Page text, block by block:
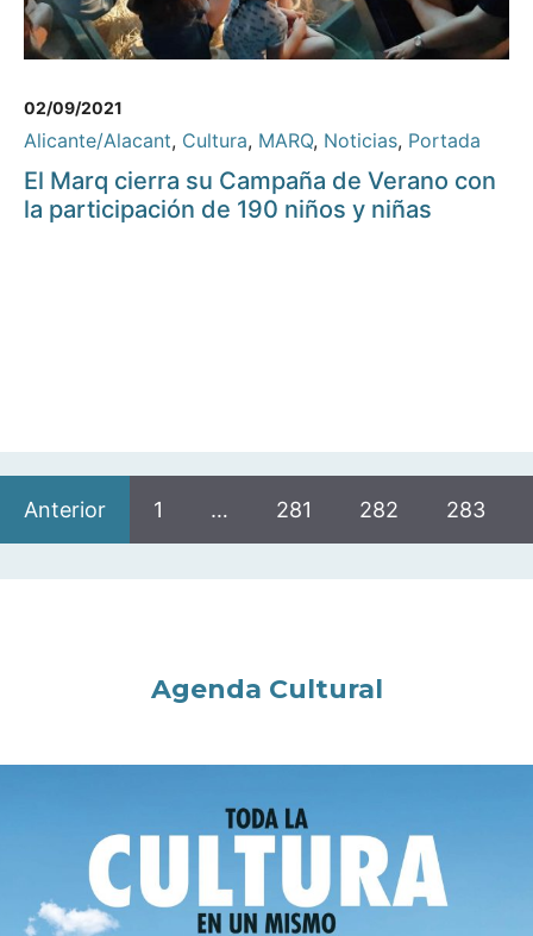
02/09/2021
Alicante/Alacant, Cultura, MARQ, Noticias, Portada
El Marq cierra su Campaña de Verano con
la participación de 190 niños y niñas
Anterior 1 … 281 282 283
Agenda Cultural